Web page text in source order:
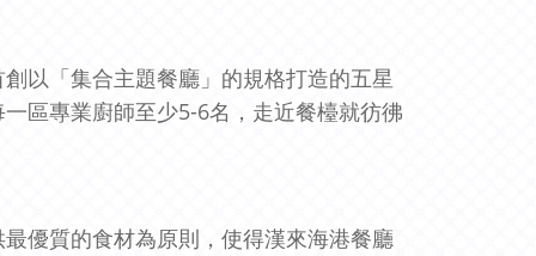
以「集合主題餐廳」的規格打造的五星
區專業廚師至少5-6名，走近餐檯就彷彿
優質的食材為原則，使得漢來海港餐廳